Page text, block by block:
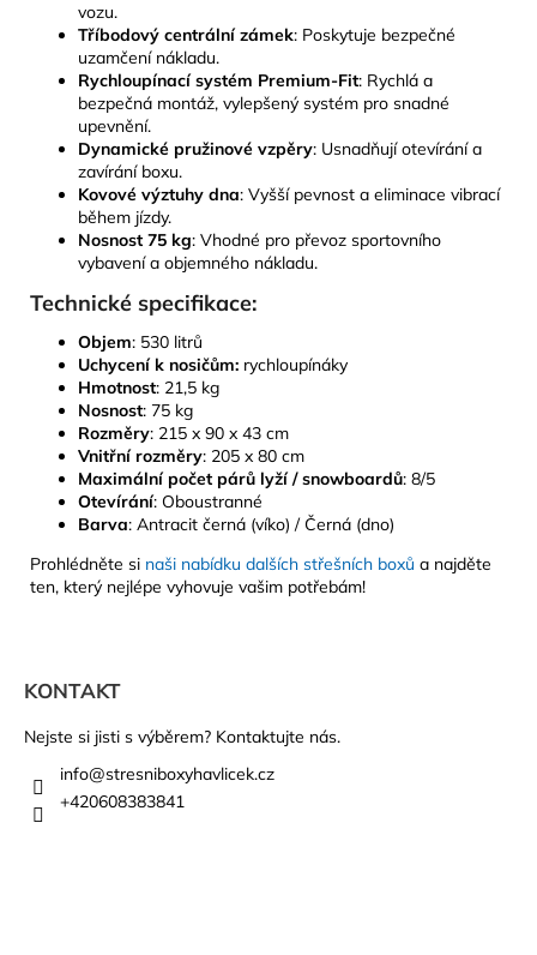
vozu.
Tříbodový centrální zámek: Poskytuje bezpečné
uzamčení nákladu.
Rychloupínací systém Premium-Fit: Rychlá a
bezpečná montáž, vylepšený systém pro snadné
upevnění.
Dynamické pružinové vzpěry: Usnadňují otevírání a
zavírání boxu.
Kovové výztuhy dna: Vyšší pevnost a eliminace vibrací
během jízdy.
Nosnost 75 kg: Vhodné pro převoz sportovního
vybavení a objemného nákladu.
Technické specifikace:
Objem: 530 litrů
Uchycení k nosičům: rychloupínáky
Hmotnost: 21,5 kg
Nosnost: 75 kg
Rozměry: 215 x 90 x 43 cm
Vnitřní rozměry: 205 x 80 cm
Maximální počet párů lyží / snowboardů: 8/5
Otevírání: Oboustranné
Barva: Antracit černá (víko) / Černá (dno)
Prohlédněte si naši nabídku dalších střešních boxů a najděte
ten, který nejlépe vyhovuje vašim potřebám!
KONTAKT
Nejste si jisti s výběrem? Kontaktujte nás.
info@stresniboxyhavlicek.cz
+420608383841